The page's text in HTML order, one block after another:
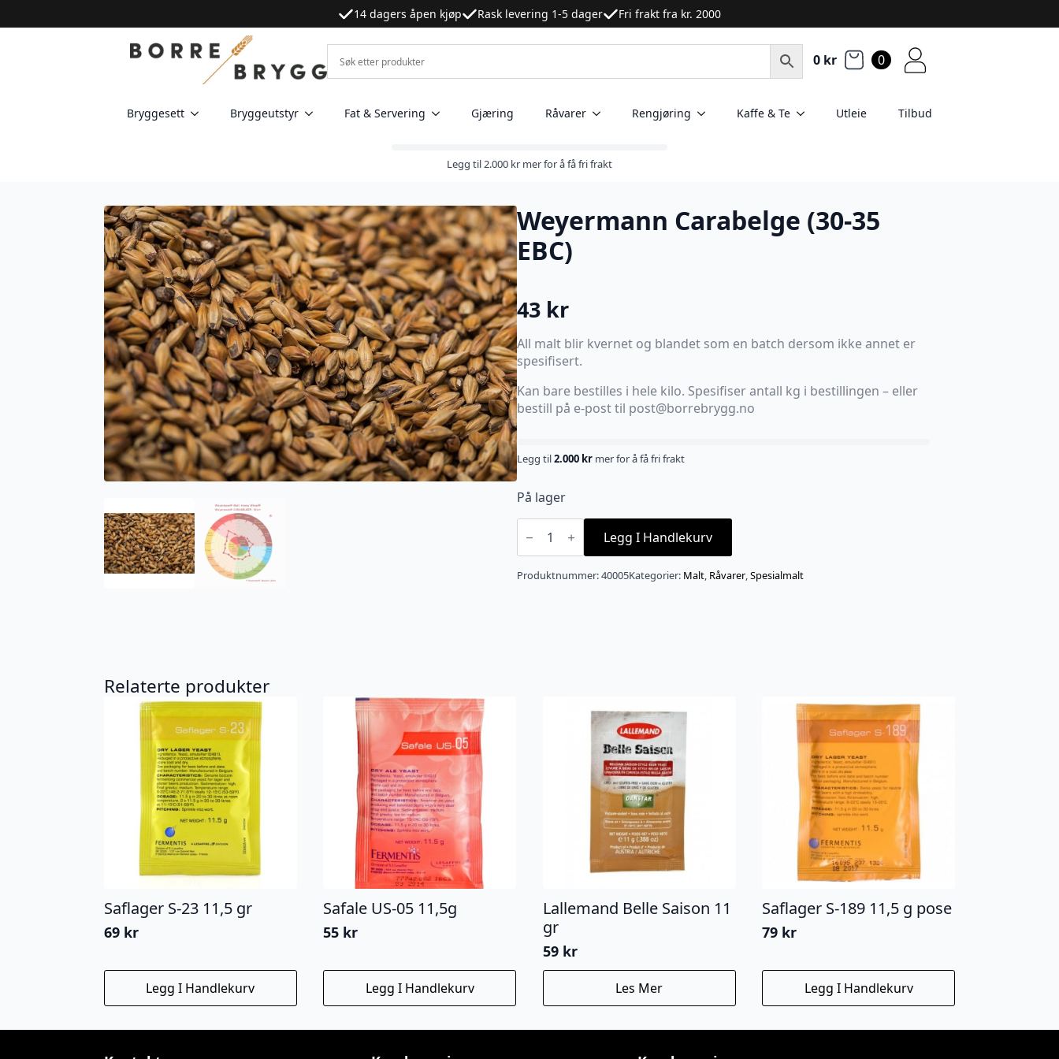
14 dagers åpen kjøp Rask levering 1-5 dager Fri frakt fra kr. 2000
0 kr 0
Bryggesett Bryggeutstyr Fat & Servering Gjæring Råvarer Rengjøring Kaffe & Te Utleie Tilbud
Legg til2.000 kr mer for å få fri frakt
Weyermann Carabelge (30-35
EBC)
43 kr
All malt blir kvernet og blandet som en batch dersom ikke annet er
spesifisert.
Kan bare bestilles i hele kilo. Spesifiser antall kg i bestillingen – eller
bestill på e-post til post@borrebrygg.no
Legg til2.000 kr mer for å få fri frakt
På lager
Weyermann
Carabelge
35
EBC)
Legg I Handlekurv
Produktnummer:40005Kategorier: Malt, Råvarer,Spesialmalt
Relaterte produkter
Saflager S-23 11,5 gr
69 kr
Legg I Handlekurv
Safale US-05 11,5g
55 kr
Legg I Handlekurv
Lallemand Belle Saison 11
gr
59 kr
Les Mer
Saflager S-189 11,5 g pose
79 kr
Legg I Handlekurv